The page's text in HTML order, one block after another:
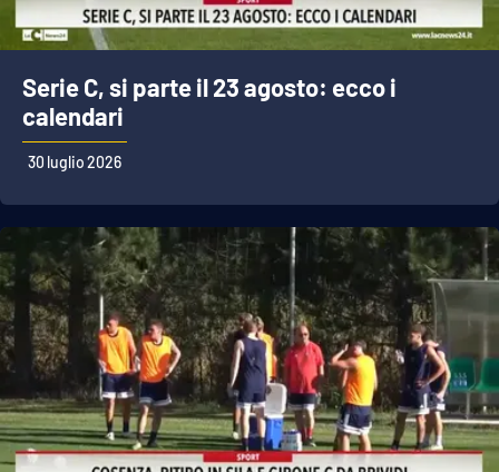
Serie C, si parte il 23 agosto: ecco i
calendari
30 luglio 2026